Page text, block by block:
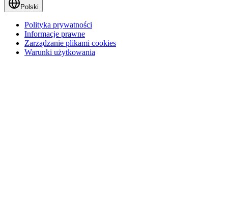
Polski
Polityka prywatności
Informacje prawne
Zarządzanie plikami cookies
Warunki użytkowania